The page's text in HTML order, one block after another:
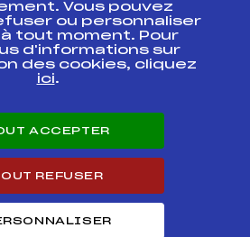
Formation, Suivi
professionnel
Vous pouvez
ou personnaliser
tout moment. Pour
d'informations sur
des cookies, cliquez
ici.
ACCEPTER
REFUSER